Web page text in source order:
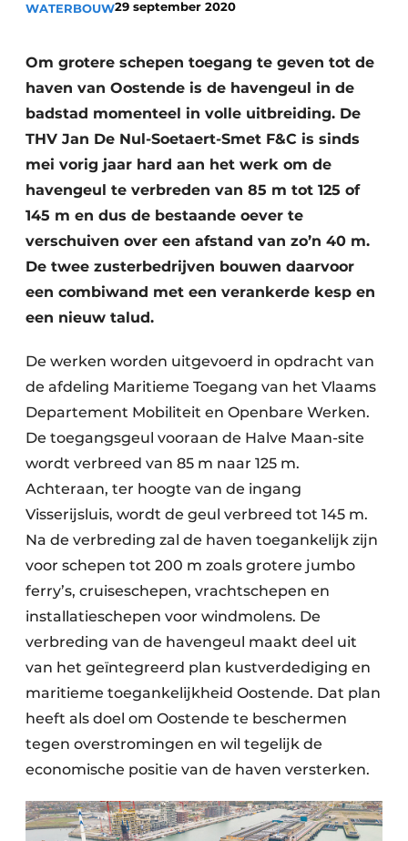
WATERBOUW29 september 2020
Om grotere schepen toegang te geven tot de
haven van Oostende is de havengeul in de
badstad momenteel in volle uitbreiding. De
THV Jan De Nul-Soetaert-Smet F&C is sinds
mei vorig jaar hard aan het werk om de
havengeul te verbreden van 85 m tot 125 of
145 m en dus de bestaande oever te
verschuiven over een afstand van zo’n 40 m.
De twee zusterbedrijven bouwen daarvoor
een combiwand met een verankerde kesp en
een nieuw talud.
De werken worden uitgevoerd in opdracht van
de afdeling Maritieme Toegang van het Vlaams
Departement Mobiliteit en Openbare Werken.
De toegangsgeul vooraan de Halve Maan-site
wordt verbreed van 85 m naar 125 m.
Achteraan, ter hoogte van de ingang
Visserijsluis, wordt de geul verbreed tot 145 m.
Na de verbreding zal de haven toegankelijk zijn
voor schepen tot 200 m zoals grotere jumbo
ferry’s, cruiseschepen, vrachtschepen en
installatieschepen voor windmolens. De
verbreding van de havengeul maakt deel uit
van het geïntegreerd plan kustverdediging en
maritieme toegankelijkheid Oostende. Dat plan
heeft als doel om Oostende te beschermen
tegen overstromingen en wil tegelijk de
economische positie van de haven versterken.